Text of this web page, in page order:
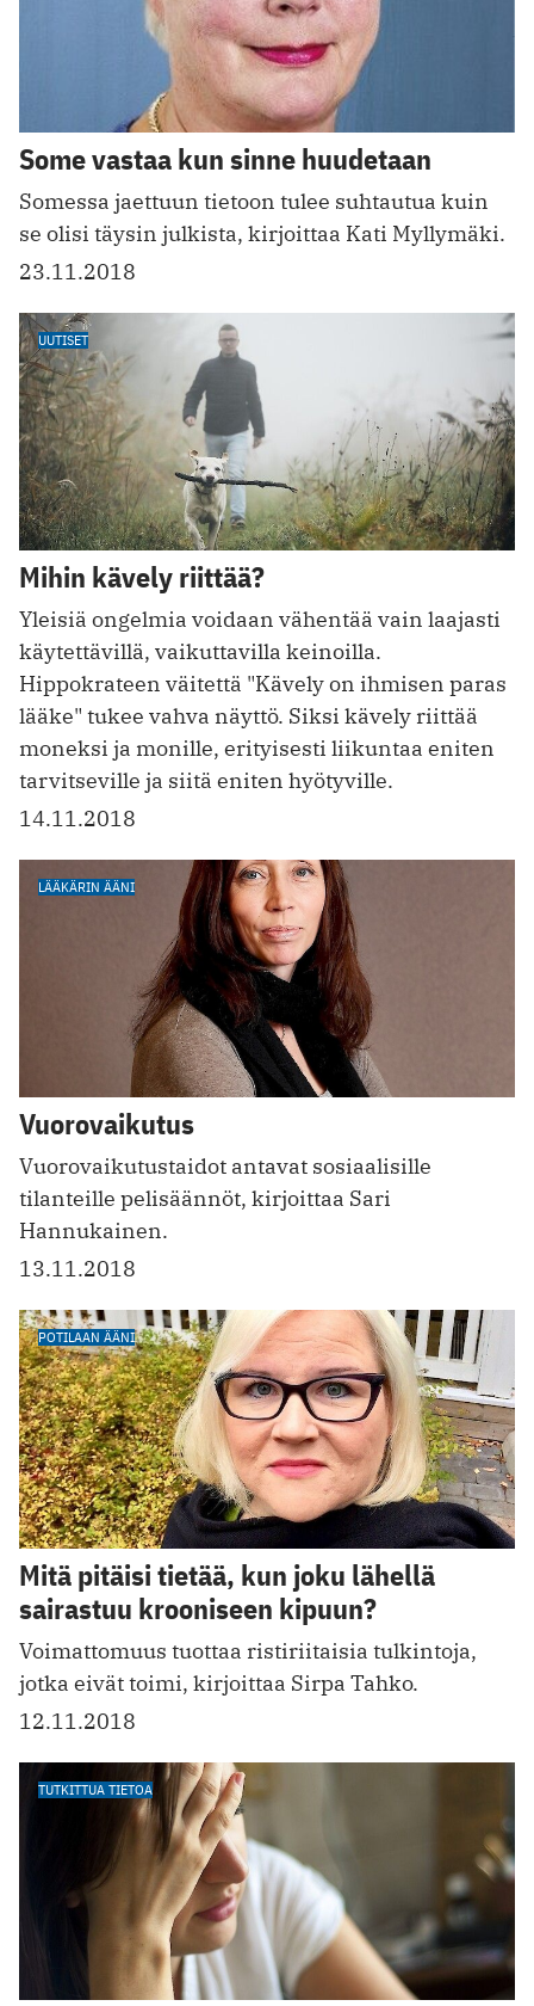
Some vastaa kun sinne huudetaan
Somessa jaettuun tietoon tulee suhtautua kuin
se olisi täysin julkista, kirjoittaa Kati Myllymäki.
23.11.2018
UUTISET
Mihin kävely riittää?
Yleisiä ongelmia voidaan vähentää vain laajasti
käytettävillä, ­vaikuttavilla keinoilla.
Hippokrateen väitettä "Kävely on ihmisen paras
lääke" tukee vahva näyttö. Siksi kävely riittää
moneksi ja monille, erityisesti liikuntaa eniten
tarvitseville ja siitä eniten ­hyötyville.
14.11.2018
LÄÄKÄRIN ÄÄNI
Vuorovaikutus
Vuorovaikutustaidot antavat sosiaalisille
tilanteille pelisäännöt, kirjoittaa Sari
Hannukainen.
13.11.2018
POTILAAN ÄÄNI
Mitä pitäisi tietää, kun joku lähellä
sairastuu krooniseen kipuun?
Voimattomuus tuottaa ristiriitaisia tulkintoja,
jotka eivät toimi, kirjoittaa Sirpa Tahko.
12.11.2018
TUTKITTUA TIETOA